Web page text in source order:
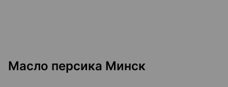
Масло персика Минск